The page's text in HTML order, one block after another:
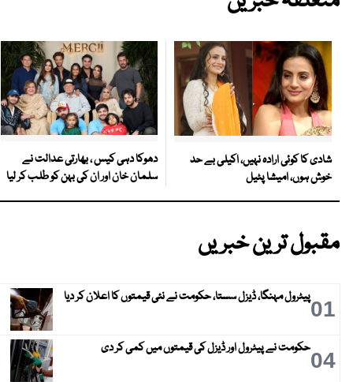
شادی کا کوئی ارادہ نہیں، اکیلی بے حد
خوش ہوں، امیشا پٹیل
دھوکا دہی کیس ، بھارتی عدالت نے
سلمان خان اور ان کی بہن کو طلب کر لیا
مقبول ترین خبریں
01پیٹرول مہنگا، ڈیزل سستا، حکومت نے نئی قیمتوں کا اعلان کر دیا
04حکومت نے پیٹرول اور ڈیزل کی قیمتوں میں کمی کر دی